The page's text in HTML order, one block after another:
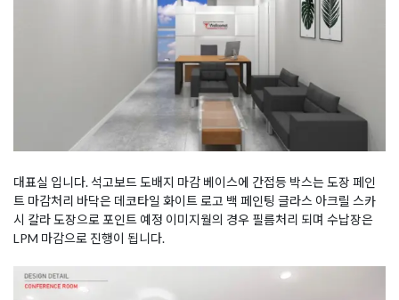
대표실 입니다. 석고보드 도배지 마감 베이스에 간접등 박스는 도장 페인
트 마감처리 바닥은 데코타일 화이트 로고 백 페인팅 글라스 아크릴 스카
시 칼라 도장으로 포인트 예정 이미지월의 경우 필름처리 되며 수납장은
LPM 마감으로 진행이 됩니다.